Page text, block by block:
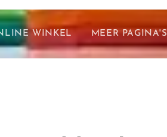
WINKEL MEER PAGINA'S